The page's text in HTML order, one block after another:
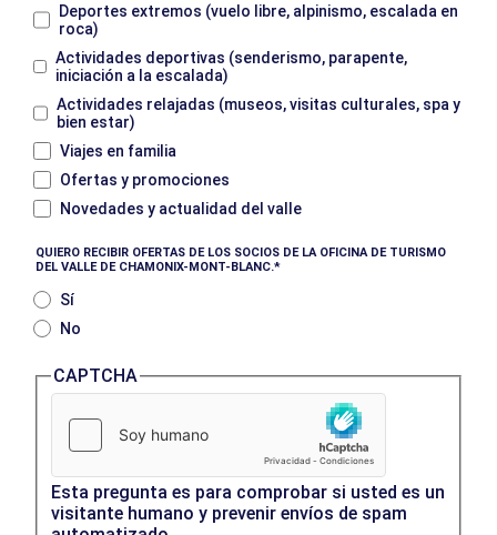
Deportes extremos (vuelo libre, alpinismo, escalada en
roca)
Actividades deportivas (senderismo, parapente,
iniciación a la escalada)
Actividades relajadas (museos, visitas culturales, spa y
bien estar)
Viajes en familia
Ofertas y promociones
Novedades y actualidad del valle
QUIERO RECIBIR OFERTAS DE LOS SOCIOS DE LA OFICINA DE TURISMO
DEL VALLE DE CHAMONIX-MONT-BLANC.
Sí
No
CAPTCHA
Esta pregunta es para comprobar si usted es un
visitante humano y prevenir envíos de spam